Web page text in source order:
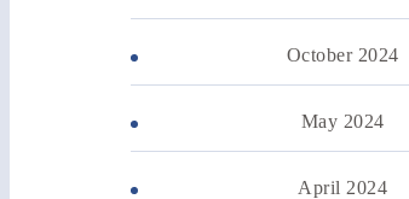
October 2024
May 2024
April 2024